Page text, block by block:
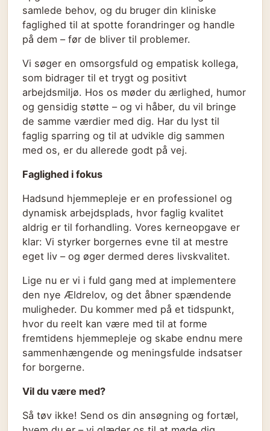
samlede behov, og du bruger din kliniske
faglighed til at spotte forandringer og handle
på dem – før de bliver til problemer.
Vi søger en omsorgsfuld og empatisk kollega,
som bidrager til et trygt og positivt
arbejdsmiljø. Hos os møder du ærlighed, humor
og gensidig støtte – og vi håber, du vil bringe
de samme værdier med dig. Har du lyst til
faglig sparring og til at udvikle dig sammen
med os, er du allerede godt på vej.
Faglighed i fokus
Hadsund hjemmepleje er en professionel og
dynamisk arbejdsplads, hvor faglig kvalitet
aldrig er til forhandling. Vores kerneopgave er
klar: Vi styrker borgernes evne til at mestre
eget liv – og øger dermed deres livskvalitet.
Lige nu er vi i fuld gang med at implementere
den nye Ældrelov, og det åbner spændende
muligheder. Du kommer med på et tidspunkt,
hvor du reelt kan være med til at forme
fremtidens hjemmepleje og skabe endnu mere
sammenhængende og meningsfulde indsatser
for borgerne.
Vil du være med?
Så tøv ikke! Send os din ansøgning og fortæl,